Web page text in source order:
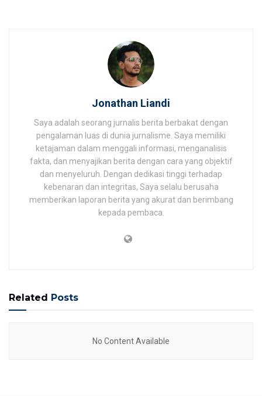
Jonathan Liandi
Saya adalah seorang jurnalis berita berbakat dengan
pengalaman luas di dunia jurnalisme. Saya memiliki
ketajaman dalam menggali informasi, menganalisis
fakta, dan menyajikan berita dengan cara yang objektif
dan menyeluruh. Dengan dedikasi tinggi terhadap
kebenaran dan integritas, Saya selalu berusaha
memberikan laporan berita yang akurat dan berimbang
kepada pembaca.
Related Posts
No Content Available